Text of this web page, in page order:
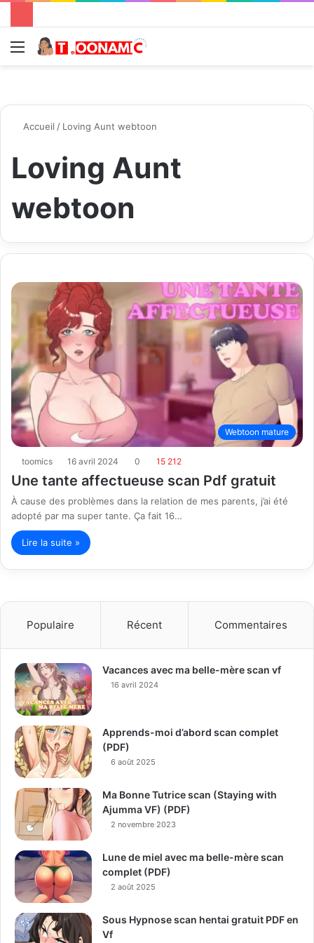
Menu
Accueil / Loving Aunt webtoon
Loving Aunt
webtoon
Webtoon mature
toomics 16 avril 2024 0 15 212
Une tante affectueuse scan Pdf gratuit
À cause des problèmes dans la relation de mes parents, j’ai été
adopté par ma super tante. Ça fait 16…
Lire la suite »
Populaire Récent Commentaires
Vacances avec ma belle-mère scan vf
16 avril 2024
Apprends-moi d’abord scan complet
(PDF)
6 août 2025
Ma Bonne Tutrice scan (Staying with
Ajumma VF) (PDF)
2 novembre 2023
Lune de miel avec ma belle-mère scan
complet (PDF)
2 août 2025
Sous Hypnose scan hentai gratuit PDF en
Vf